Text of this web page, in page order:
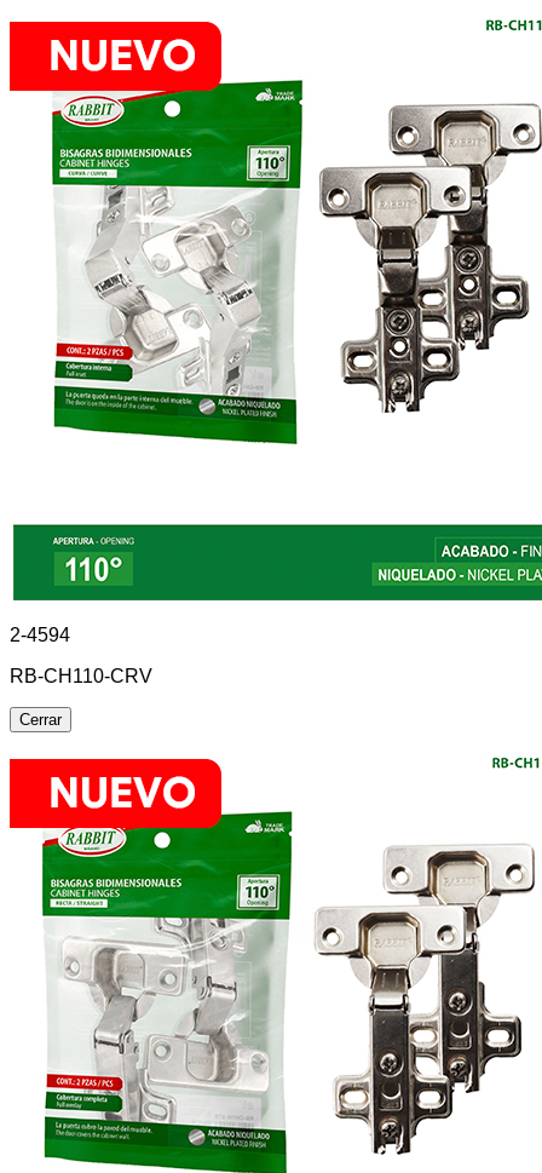
2-4594
RB-CH110-CRV
Cerrar